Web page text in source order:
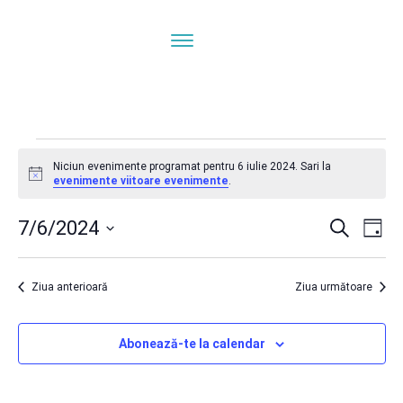
Evenimente
pentru
6
iulie
Notificare
Niciun evenimente programat pentru 6 iulie 2024. Sari la
evenimente viitoare evenimente.
în
și
Caută
ÎN
Zi
7/6/2024
Selectează
data.
Ziua anterioară Ziua următoare
Abonează-te la calendar